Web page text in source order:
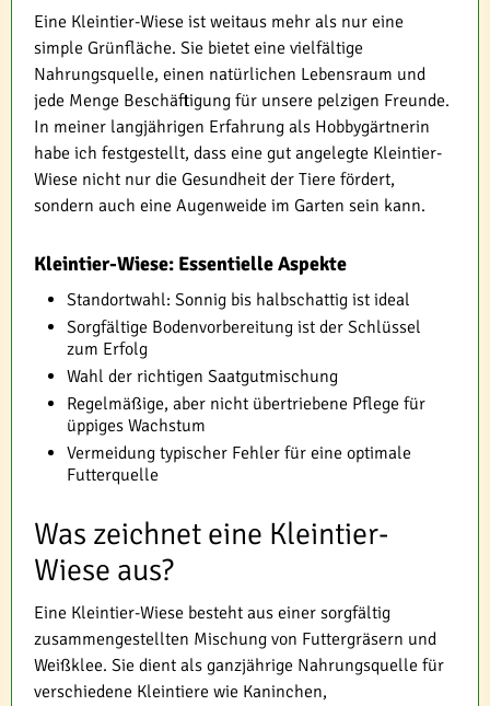
Eine Kleintier-Wiese ist weitaus mehr als nur eine
simple Grünfläche. Sie bietet eine vielfältige
Nahrungsquelle, einen natürlichen Lebensraum und
jede Menge Beschäftigung für unsere pelzigen Freunde.
In meiner langjährigen Erfahrung als Hobbygärtnerin
habe ich festgestellt, dass eine gut angelegte Kleintier-
Wiese nicht nur die Gesundheit der Tiere fördert,
sondern auch eine Augenweide im Garten sein kann.
Kleintier-Wiese: Essentielle Aspekte
Standortwahl: Sonnig bis halbschattig ist ideal
Sorgfältige Bodenvorbereitung ist der Schlüssel
zum Erfolg
Wahl der richtigen Saatgutmischung
Regelmäßige, aber nicht übertriebene Pflege für
üppiges Wachstum
Vermeidung typischer Fehler für eine optimale
Futterquelle
Was zeichnet eine Kleintier-
Wiese aus?
Eine Kleintier-Wiese besteht aus einer sorgfältig
zusammengestellten Mischung von Futtergräsern und
Weißklee. Sie dient als ganzjährige Nahrungsquelle für
verschiedene Kleintiere wie Kaninchen,